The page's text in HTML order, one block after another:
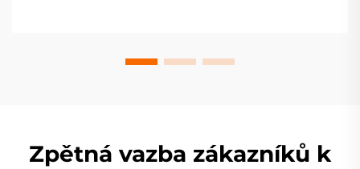
Zpětná vazba zákazníků k